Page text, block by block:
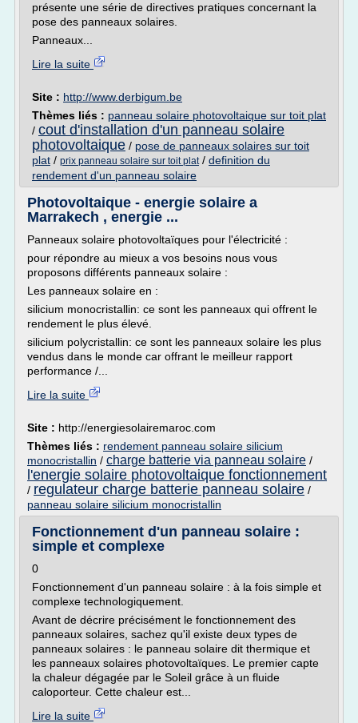
présente une série de directives pratiques concernant la
pose des panneaux solaires.
Panneaux...
Lire la suite
Site : http://www.derbigum.be
Thèmes liés : panneau solaire photovoltaique sur toit plat
/ cout d'installation d'un panneau solaire
photovoltaique / pose de panneaux solaires sur toit
plat / prix panneau solaire sur toit plat/ definition du
rendement d'un panneau solaire
Photovoltaique - energie solaire a
Marrakech , energie ...
Panneaux solaire photovoltaïques pour l'électricité :
pour répondre au mieux a vos besoins nous vous
proposons différents panneaux solaire :
Les panneaux solaire en :
silicium monocristallin: ce sont les panneaux qui offrent le
rendement le plus élevé.
silicium polycristallin: ce sont les panneaux solaire les plus
vendus dans le monde car offrant le meilleur rapport
performance /...
Lire la suite
Site : http://energiesolairemaroc.com
Thèmes liés : rendement panneau solaire silicium
monocristallin / charge batterie via panneau solaire /
l'energie solaire photovoltaique fonctionnement
/ regulateur charge batterie panneau solaire /
panneau solaire silicium monocristallin
Fonctionnement d'un panneau solaire :
simple et complexe
0
Fonctionnement d'un panneau solaire : à la fois simple et
complexe technologiquement.
Avant de décrire précisément le fonctionnement des
panneaux solaires, sachez qu'il existe deux types de
panneaux solaires : le panneau solaire dit thermique et
les panneaux solaires photovoltaïques. Le premier capte
la chaleur dégagée par le Soleil grâce à un fluide
caloporteur. Cette chaleur est...
Lire la suite